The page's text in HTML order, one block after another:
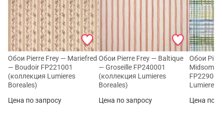
Обои Pierre Frey — Mariefred
— Boudoir FP221001
(коллекция Lumieres
Boreales)
Цена по запросу
Обои Pierre Frey — Baltique
— Groseille FP240001
(коллекция Lumieres
Boreales)
Цена по запросу
Обои
Lumieres
Цена по